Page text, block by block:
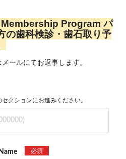
Program パ
の歯科検診・歯石取り予
ールにてお返事します。
クションにお進みください。
必須